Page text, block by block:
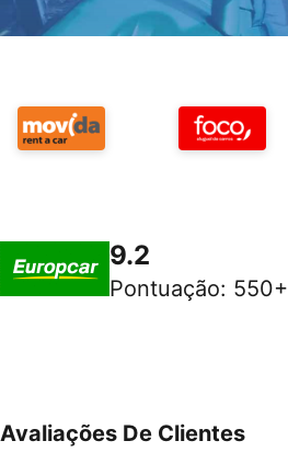
9.2
Pontuação: 550+
Avaliações De Clientes